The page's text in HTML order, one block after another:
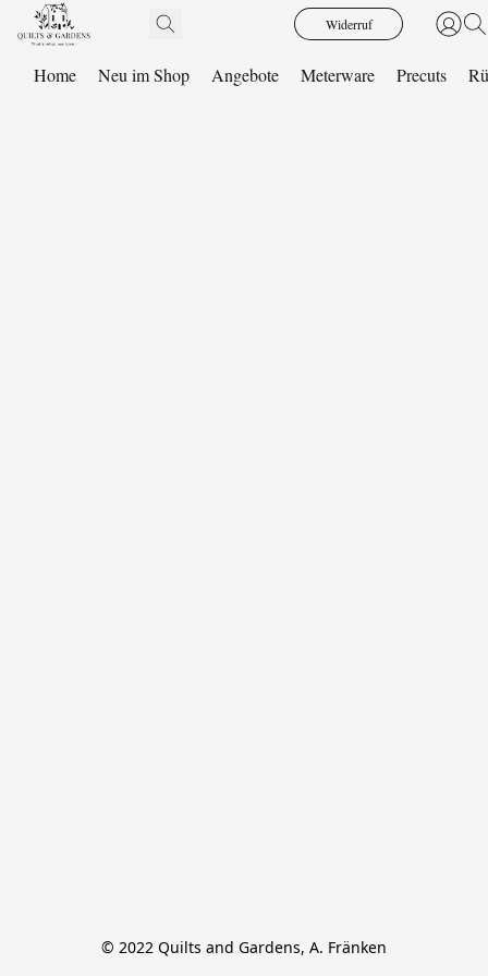
Widerruf
Home Neu im Shop Angebote Meterware Precuts
© 2022 Quilts and Gardens, A. Fränken